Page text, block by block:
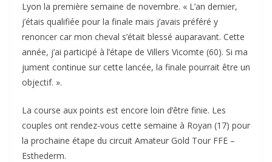
Lyon la première semaine de novembre. « L’an dernier,
j’étais qualifiée pour la finale mais j’avais préféré y
renoncer car mon cheval s’était blessé auparavant. Cette
année, j’ai participé à l’étape de Villers Vicomte (60). Si ma
jument continue sur cette lancée, la finale pourrait être un
objectif. ».
La course aux points est encore loin d’être finie. Les
couples ont rendez-vous cette semaine à Royan (17) pour
la prochaine étape du circuit Amateur Gold Tour FFE –
Esthederm.